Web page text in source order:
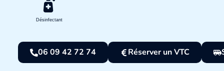
Désinfectant
06 09 42 72 74 Réserver un VTC